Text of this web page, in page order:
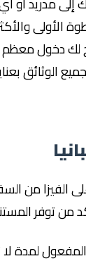
الأولى
لك دخول معظم
الوثائق
الفيزا من
من توفر